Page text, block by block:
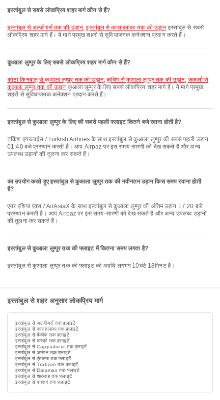
इस्तांबुल से सबसे लोकप्रिय शहर मार्ग कौन से हैं?
इस्तांबुल से अल्जीयर्स तक की उड़ान,इस्तांबुल से कासाब्लांका तक की उड़ान इस्तांबुल से सबसे
लोकप्रिय शहर मार्ग हैं। ये मार्ग प्रमुख शहरों से सुविधाजनक कनेक्शन प्रदान करते हैं।
कुआला लुम्पुर के लिए सबसे लोकप्रिय शहर मार्ग कौन से हैं?
कोटा किनबालु से कुआला लुम्पुर तक की उड़ान,कुचिंग से कुआला लुम्पुर तक की उड़ान, जकार्ता से
कुआला लुम्पुर तक की उड़ान कुआला लुम्पुर के लिए सबसे लोकप्रिय शहर मार्ग हैं। ये मार्ग प्रमुख
शहरों से सुविधाजनक कनेक्शन प्रदान करते हैं।
इस्तांबुल से कुआला लुम्पुर के लिए की सबसे पहली फ्लाइट कितने बजे रवाना होती है?
टर्किश एयरलाइंस / Turkish Airlines के साथ इस्तांबुल से कुआला लुम्पुर की सबसे पहली उड़ान
01:40 बजे प्रस्थान करती है। आप Airpaz पर इस समय-सारणी को देख सकते हैं और अन्य
उपलब्ध उड़ानों की तुलना कर सकते हैं।
का उपयोग करते हुए इस्तांबुल से कुआला लुम्पुर तक की नवीनतम उड़ान किस समय रवाना होती
है?
एयर एशिया एक्स / AirAsiaX के साथ इस्तांबुल से कुआला लुम्पुर की अंतिम उड़ान 17:20 बजे
प्रस्थान करती है। आप Airpaz पर इस समय-सारणी को देख सकते हैं और अन्य उपलब्ध उड़ानों
की तुलना कर सकते हैं।
इस्तांबुल से कुआला लुम्पुर तक की फ्लाइट में कितना समय लगता है?
इस्तांबुल से कुआला लुम्पुर तक की फ्लाइट की अवधि लगभग 10घंटे 18मिनट है।
इस्तांबुल से शहर अनुसार लोकप्रिय मार्ग
इस्तांबुल से अल्जीयर्स तक फ़्लाइटें
इस्तांबुल से कासाब्लांका तक फ़्लाइटें
इस्तांबुल से बैंकॉक तक फ़्लाइटें
इस्तांबुल से मास्को तक फ़्लाइटें
इस्तांबुल से Cappadocia तक फ़्लाइटें
इस्तांबुल से अम्मान तक फ़्लाइटें
इस्तांबुल से एंटाल्या तक फ़्लाइटें
इस्तांबुल से Trabzon तक फ़्लाइटें
इस्तांबुल से Dalaman तक फ़्लाइटें
इस्तांबुल से शारजाह तक फ़्लाइटें
इस्तांबुल से बगदाद तक फ़्लाइटें